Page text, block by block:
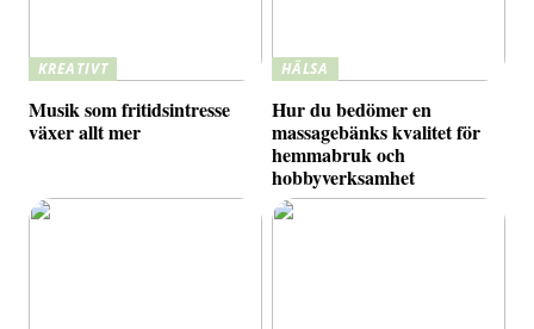
KREATIVT
Musik som fritidsintresse
växer allt mer
HÄLSA
Hur du bedömer en
massagebänks kvalitet för
hemmabruk och
hobbyverksamhet